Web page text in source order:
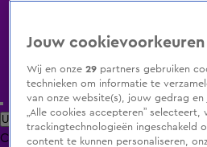
Uitzending Gemist Populaire programma's
ClipsFilmsRadioSmart TV inlog
Jouw cookievoorkeuren
Wij en onze29 partners gebruiken
technieken om informatie te
van onze website(s), jouw gedrag
„Alle cookies accepteren” selecteert,
trackingtechnologieën ingeschakeld
content te kunnen personaliseren,